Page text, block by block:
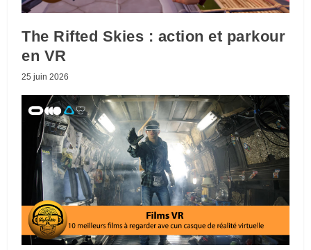
The Rifted Skies : action et parkour
en VR
25 juin 2026